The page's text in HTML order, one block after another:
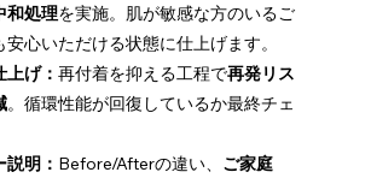
和処理を実施。肌が敏感な方のいるご
安心いただける状態に仕上げます。
げ： 再付着を抑える工程で再発リス
。循環性能が回復しているか最終チェ
明： Before/Afterの違い、 ご家庭